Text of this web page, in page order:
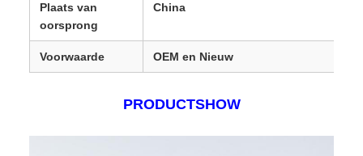
Plaats van
oorsprong
China
Voorwaarde OEM en Nieuw
PRODUCTSHOW